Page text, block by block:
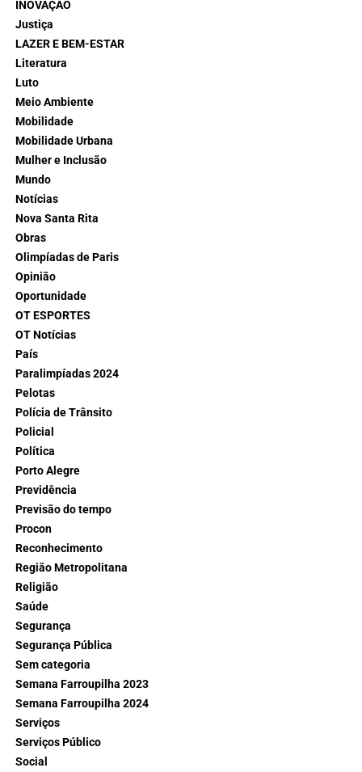
INOVAÇÃO
Justiça
LAZER E BEM-ESTAR
Literatura
Luto
Meio Ambiente
Mobilidade
Mobilidade Urbana
Mulher e Inclusão
Mundo
Notícias
Nova Santa Rita
Obras
Olimpíadas de Paris
Opinião
Oportunidade
OT ESPORTES
OT Notícias
País
Paralimpíadas 2024
Pelotas
Polícia de Trânsito
Policial
Política
Porto Alegre
Previdência
Previsão do tempo
Procon
Reconhecimento
Região Metropolitana
Religião
Saúde
Segurança
Segurança Pública
Sem categoria
Semana Farroupilha 2023
Semana Farroupilha 2024
Serviços
Serviços Público
Social